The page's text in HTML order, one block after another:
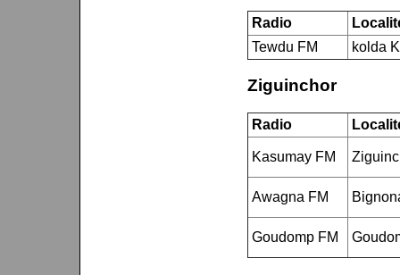
Radio
Tewdu FM
kolda
Ziguinchor
Radio
Kasumay FM
Awagna FM
Goudomp FM